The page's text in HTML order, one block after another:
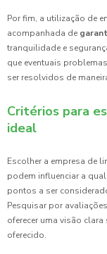
Por fim, a utilização de
acompanhada de
tranquilidade e
que eventuais
ser resolvidos de
Critérios para
ideal
Escolher a empresa de
podem influenciar a
pontos a ser
Pesquisar por
oferecer uma visão
oferecido.